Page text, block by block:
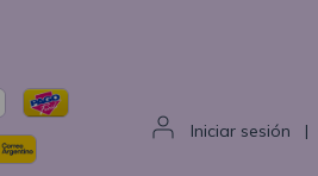
Iniciar sesión |